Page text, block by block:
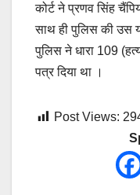
कोर्ट ने प्रणव सिंह
साथ ही पुलिस की उस
पुलिस ने धारा 109
पत्र दिया था ।
Post Views: